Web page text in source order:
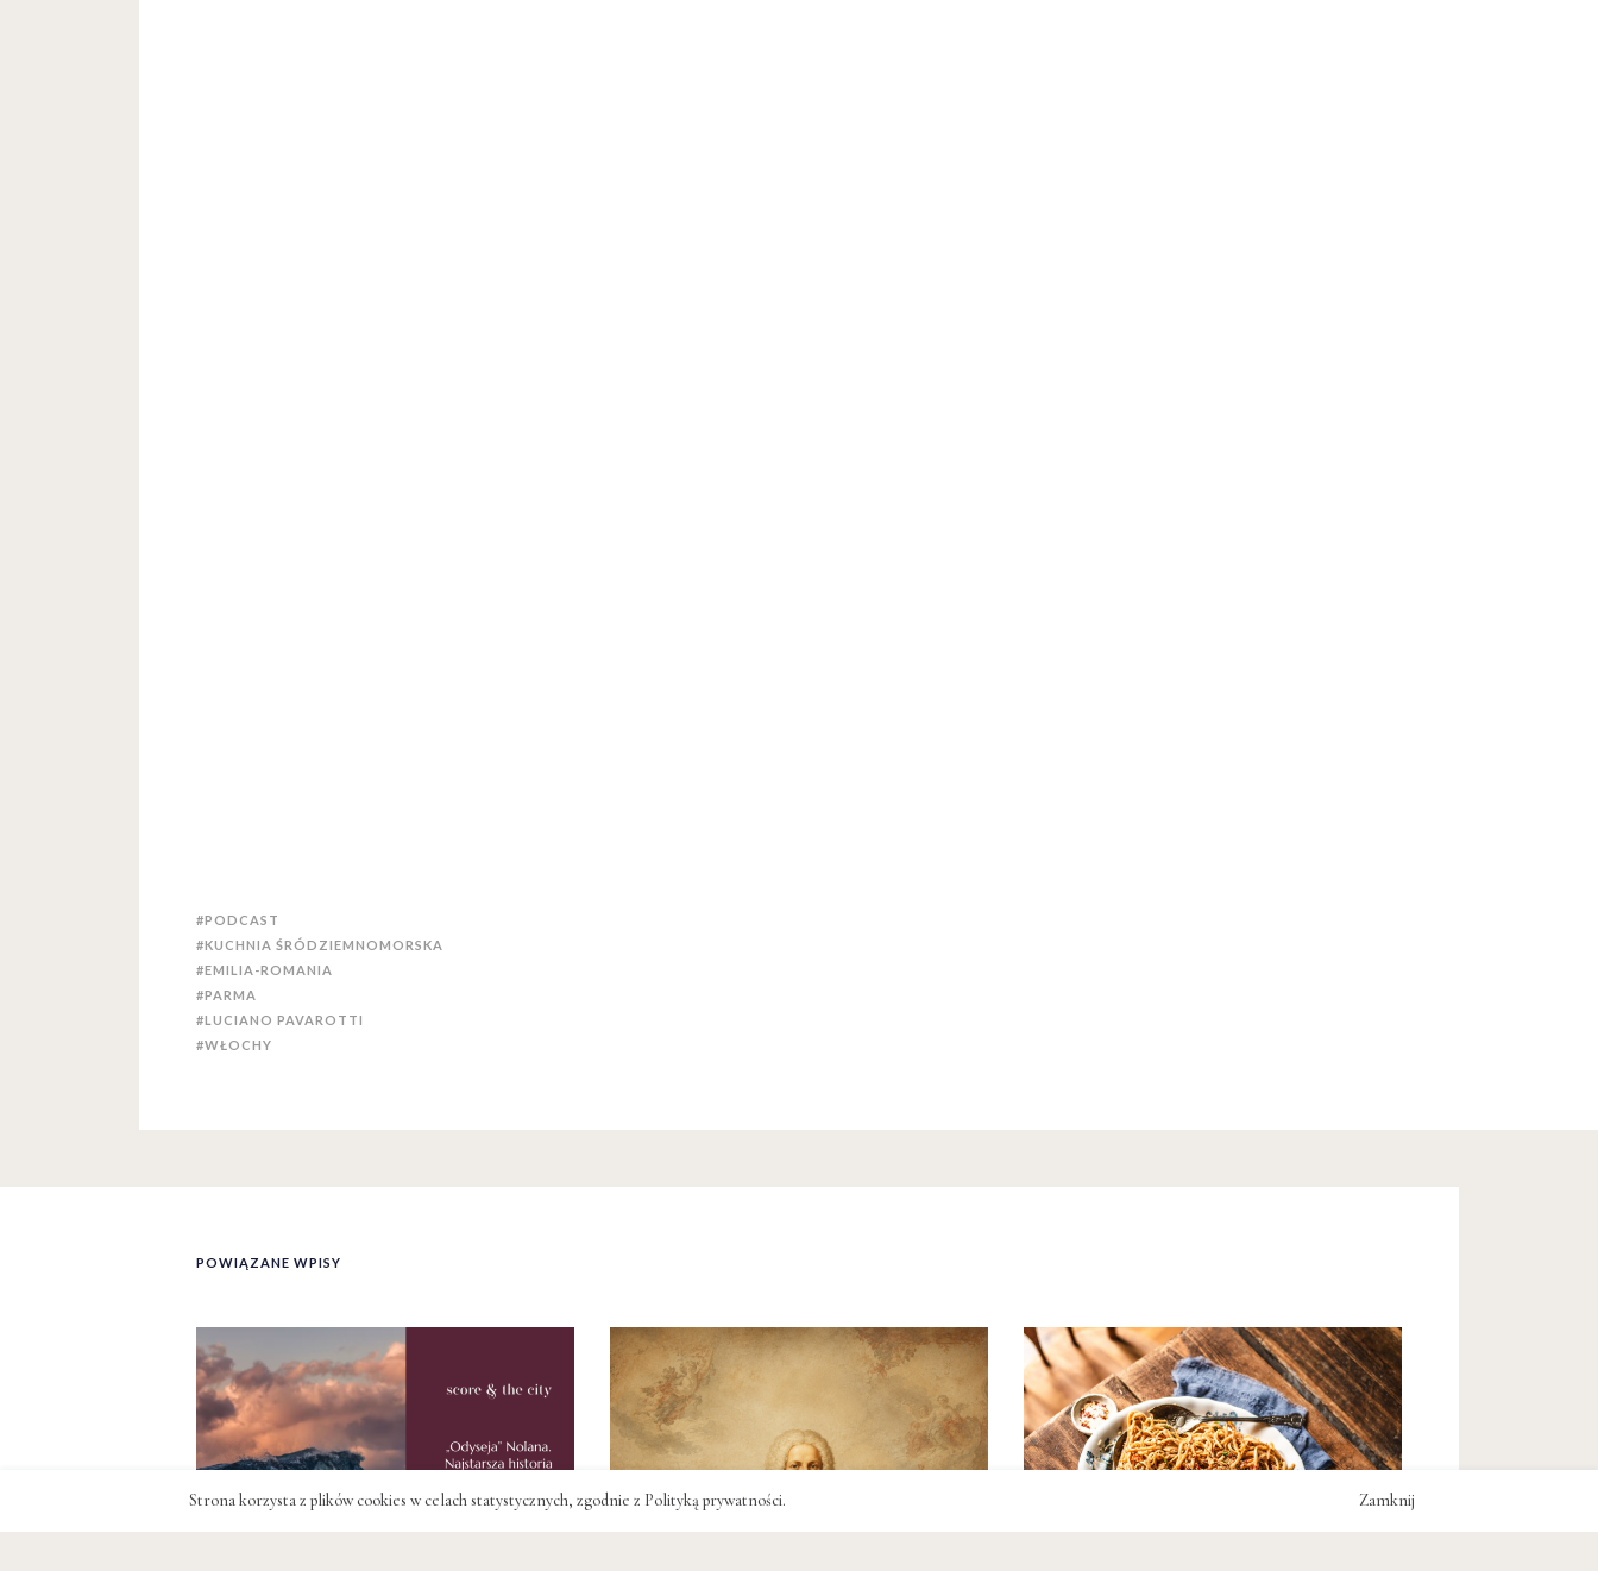
#PODCAST
#KUCHNIA ŚRÓDZIEMNOMORSKA
#EMILIA-ROMANIA
#PARMA
#LUCIANO PAVAROTTI
#WŁOCHY
POWIĄZANE WPISY
Strona korzysta z plików cookies w celach statystycznych, zgodnie z Polityką prywatności. Zamknij